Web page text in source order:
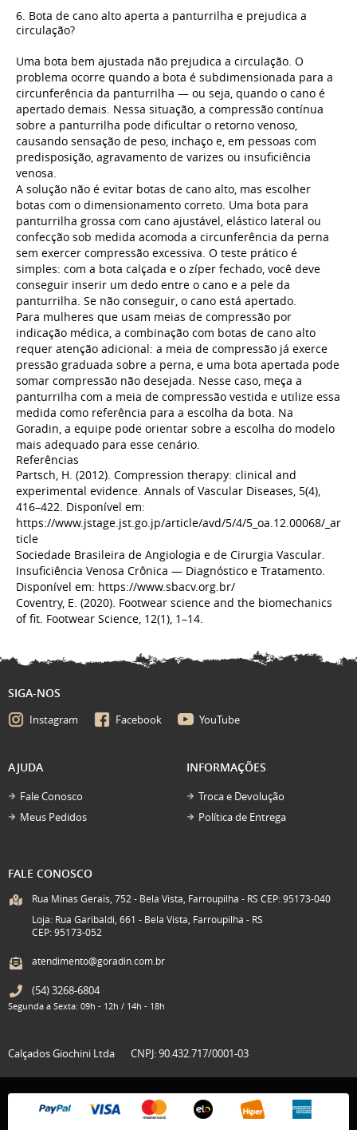
6. Bota de cano alto aperta a panturrilha e prejudica a
circulação?
Uma bota bem ajustada não prejudica a circulação. O
problema ocorre quando a bota é subdimensionada para a
circunferência da panturrilha — ou seja, quando o cano é
apertado demais. Nessa situação, a compressão contínua
sobre a panturrilha pode dificultar o retorno venoso,
causando sensação de peso, inchaço e, em pessoas com
predisposição, agravamento de varizes ou insuficiência
venosa.
A solução não é evitar botas de cano alto, mas escolher
botas com o dimensionamento correto. Uma bota para
panturrilha grossa com cano ajustável, elástico lateral ou
confecção sob medida acomoda a circunferência da perna
sem exercer compressão excessiva. O teste prático é
simples: com a bota calçada e o zíper fechado, você deve
conseguir inserir um dedo entre o cano e a pele da
panturrilha. Se não conseguir, o cano está apertado.
Para mulheres que usam meias de compressão por
indicação médica, a combinação com botas de cano alto
requer atenção adicional: a meia de compressão já exerce
pressão graduada sobre a perna, e uma bota apertada pode
somar compressão não desejada. Nesse caso, meça a
panturrilha com a meia de compressão vestida e utilize essa
medida como referência para a escolha da bota. Na
Goradin, a equipe pode orientar sobre a escolha do modelo
mais adequado para esse cenário.
Referências
Partsch, H. (2012). Compression therapy: clinical and
experimental evidence. Annals of Vascular Diseases, 5(4),
416–422. Disponível em:
https://www.jstage.jst.go.jp/article/avd/5/4/5_oa.12.00068/_ar
ticle
Sociedade Brasileira de Angiologia e de Cirurgia Vascular.
Insuficiência Venosa Crônica — Diagnóstico e Tratamento.
Disponível em: https://www.sbacv.org.br/
Coventry, E. (2020). Footwear science and the biomechanics
of fit. Footwear Science, 12(1), 1–14.
SIGA-NOS
Instagram Facebook YouTube
AJUDA
Fale Conosco
Meus Pedidos
INFORMAÇÕES
Troca e Devolução
Política de Entrega
FALE CONOSCO
Rua Minas Gerais, 752 - Bela Vista, Farroupilha - RS CEP: 95173-040
Loja: Rua Garibaldi, 661 - Bela Vista, Farroupilha - RS
CEP: 95173-052
atendimento@goradin.com.br
(54)3268-6804
Segunda a Sexta: 09h - 12h / 14h - 18h
Calçados Giochini Ltda CNPJ: 90.432.717/0001-03